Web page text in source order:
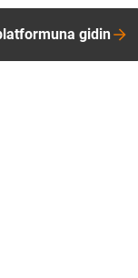
gidin